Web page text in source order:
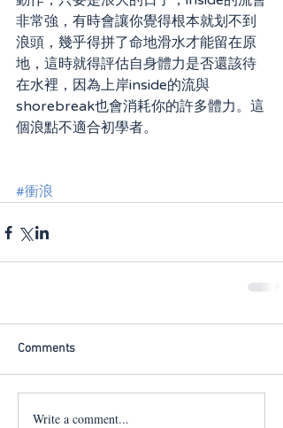
非常強，有時會讓你覺得根本就划不到
浪頭，幾乎得拼了命地滑水才能留在原
地，這時就得評估自身體力是否還該待
在水裡，因為上岸inside的流與
shorebreak也會消耗你的許多體力。這
個浪點不適合初學者。
#衝浪
Comments
Write a comment...